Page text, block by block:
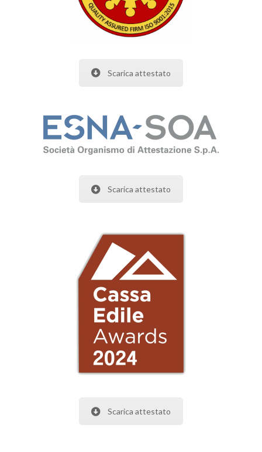
Scarica attestato
Scarica attestato
Scarica attestato